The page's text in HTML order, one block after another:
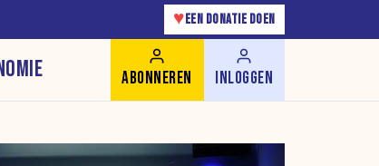
♥ EEN DONATIE DOEN
ABONNEREN INLOGGEN